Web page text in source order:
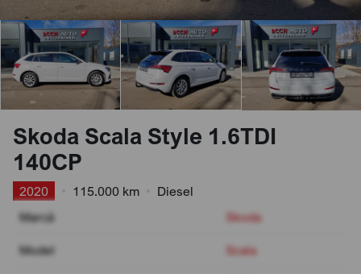
Skoda Scala Style 1.6TDI
140CP
2020 115.000 km
Diesel
Marcă
Skoda
Model Scala